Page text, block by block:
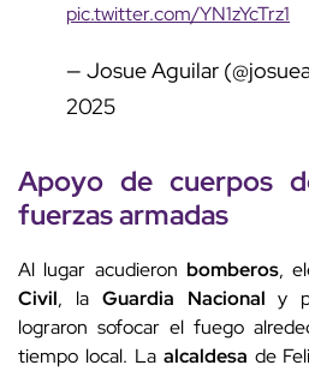
pic.twitter.com/YN1zYcTrz1
— Josue Aguilar
2025
Apoyo de cuerpos
fuerzas armadas
Al lugar acudieron bomberos,
Civil, la Guardia Nacional y
lograron sofocar el fuego
tiempo local. La alcaldesa de